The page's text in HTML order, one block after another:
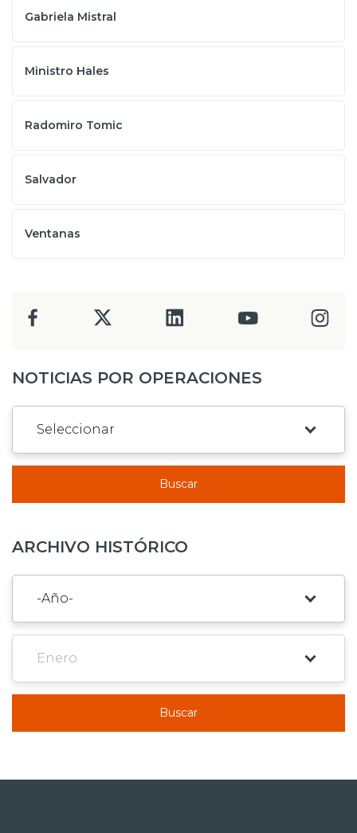
Gabriela Mistral
Ministro Hales
Radomiro Tomic
Salvador
Ventanas
NOTICIAS POR OPERACIONES
Buscar
ARCHIVO HISTÓRICO
Buscar